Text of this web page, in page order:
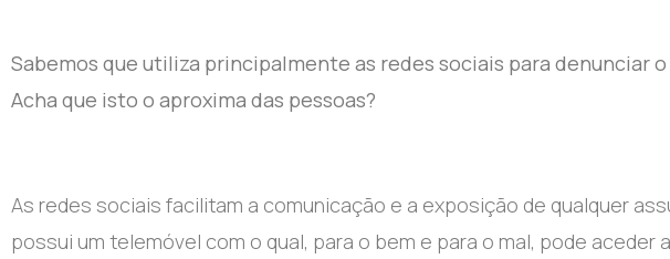
Sabemos que utiliza principalmente as redes sociais para denunciar
Acha que isto o aproxima das pessoas?
As redes sociais facilitam a comunicação e a exposição de qualquer
possui um telemóvel com o qual, para o bem e para o mal, pode aceder